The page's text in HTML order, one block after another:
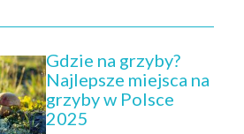
Gdzie na grzyby?
Najlepsze miejsca na
grzyby w Polsce
2025